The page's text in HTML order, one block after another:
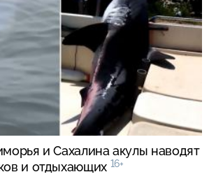
и Сахалина акулы наводят
и отдыхающих 16+